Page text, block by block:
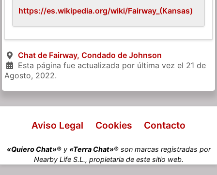
https://es.wikipedia.org/wiki/Fairway_(Kansas)
Chat de Fairway, Condado de Johnson
Esta página fue actualizada por última vez el 21 de
Agosto, 2022.
Aviso Legal Cookies Contacto
«Quiero Chat»®y «Terra Chat»®son marcas registradas por
Nearby Life S.L., propietaria de este sitio web.